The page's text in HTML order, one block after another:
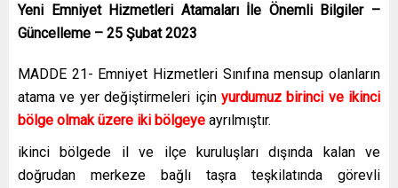
Yeni Emniyet Hizmetleri Atamaları İle Önemli Bilgiler –
Güncelleme – 25 Şubat 2023
MADDE 21- Emniyet Hizmetleri Sınıfına mensup olanların
atama ve yer değiştirmeleri için yurdumuz birinci ve ikinci
bölge olmak üzere iki bölgeye ayrılmıştır.
ikinci bölgede il ve ilçe kuruluşları dışında kalan ve
doğrudan merkeze bağlı taşra teşkilatında görevli